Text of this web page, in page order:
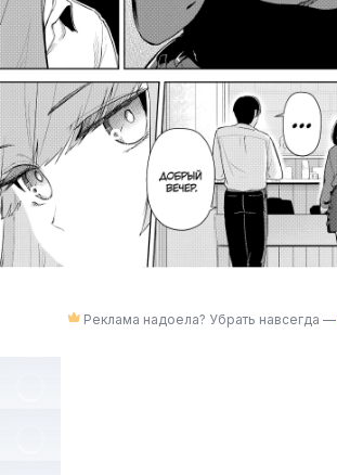
Реклама надоела? Убрать навсегда —